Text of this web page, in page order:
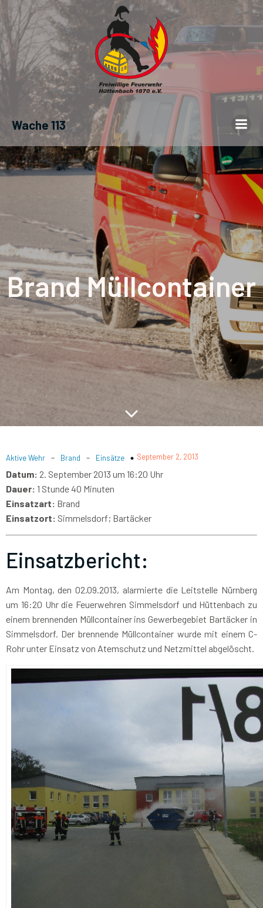
Wache 113
Brand Müllcontainer
Aktive Wehr - Brand - Einsätze September 2, 2013
Datum: 2. September 2013 um 16:20 Uhr
Dauer: 1 Stunde 40 Minuten
Einsatzart: Brand
Einsatzort: Simmelsdorf; Bartäcker
Einsatzbericht:
Am Montag, den 02.09.2013, alarmierte die Leitstelle Nürnberg
um 16:20 Uhr die Feuerwehren Simmelsdorf und Hüttenbach zu
einem brennenden Müllcontainer ins Gewerbegebiet Bartäcker in
Simmelsdorf. Der brennende Müllcontainer wurde mit einem C-
Rohr unter Einsatz von Atemschutz und Netzmittel abgelöscht.